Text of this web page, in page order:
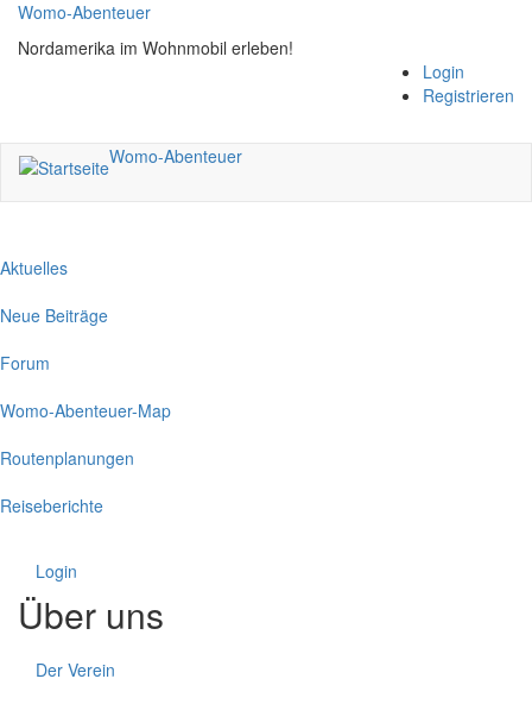
Direkt
zum
Inhalt
Womo-Abenteuer
Nordamerika im Wohnmobil erleben!
Login
Registrieren
Womo-Abenteuer
Aktuelles
Neue Beiträge
Forum
Womo-Abenteuer-Map
Routenplanungen
Reiseberichte
Login
Über uns
Der Verein